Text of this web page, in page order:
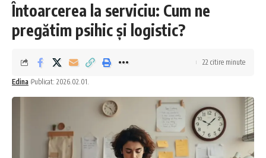
Întoarcerea la serviciu: Cum ne
pregătim psihic și logistic?
Edina Publicat: 2026.02.01.
22 citire minute